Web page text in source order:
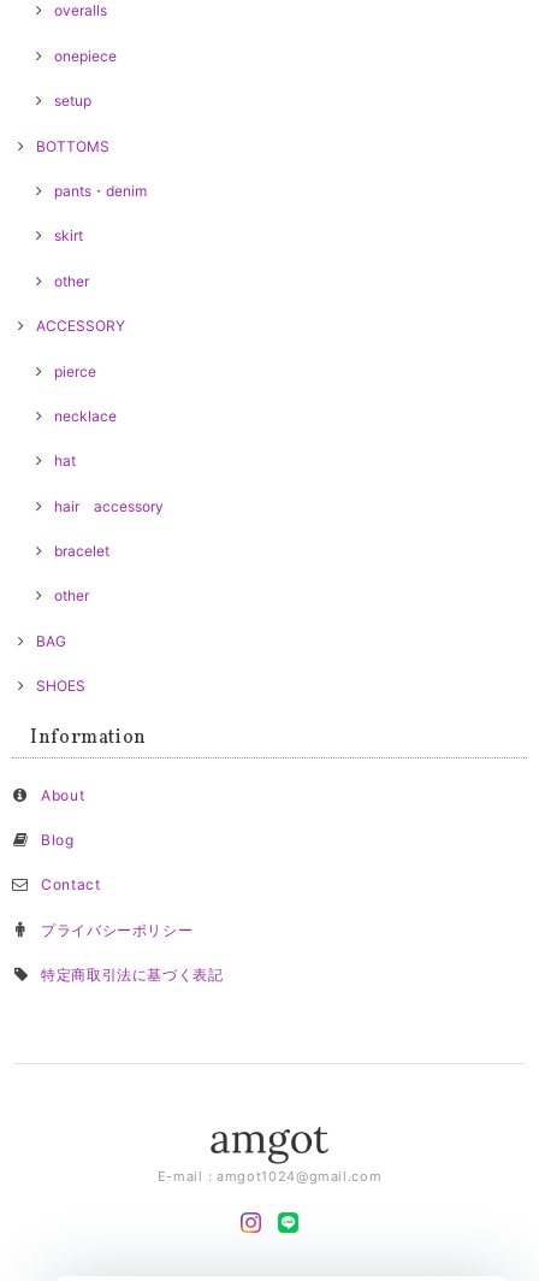
overalls
onepiece
setup
BOTTOMS
pants・denim
skirt
other
ACCESSORY
pierce
necklace
hat
hair accessory
bracelet
other
BAG
SHOES
Information
About
Blog
Contact
プライバシーポリシー
特定商取引法に基づく表記
E-mail：amgot1024@gmail.com